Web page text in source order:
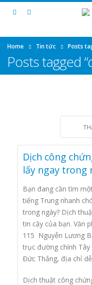
Home Tin tức Posts
Posts tagged
Dịch công
lấy ngay trong
Bạn đang cần tìm
tiếng Trung nhanh
trong ngày? Dịch
tin cậy của bạn. Văn
115 Nguyễn Lương
trục đường chính
Đức Thắng, địa chỉ
Dịch thuật công